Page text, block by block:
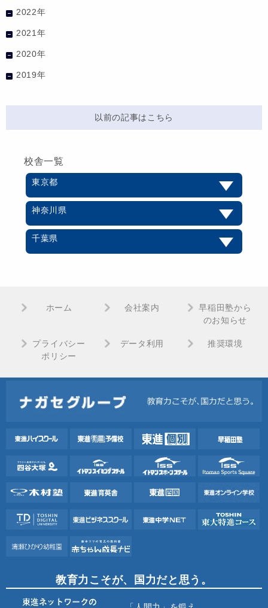
2022年
2021年
2020年
2019年
以前の記事はこちら
校舎一覧
東京都
神奈川県
千葉県
ホーム 会社案内
早稲田塾から
のお知らせ
プライバシー
ポリシー
データ利用 推奨環境
教育力こそが、国力だと思う。